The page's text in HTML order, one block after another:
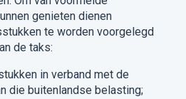
genieten dienen
te worden voorgelegd
de taks:
in verband met de
die buitenlandse belasting;